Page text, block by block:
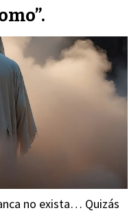
no exista… Quizás